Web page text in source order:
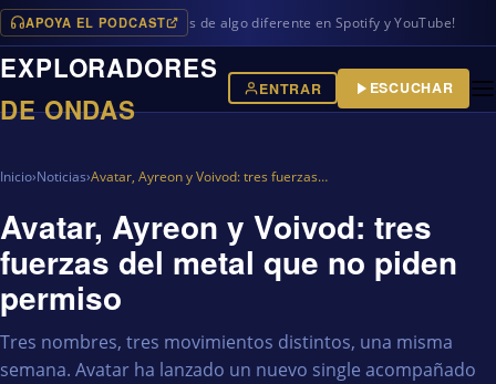
APOYA EL PODCAST
en iVoox, además de algo diferente en Spotify y YouTube!
EXPLORADORES
DE ONDAS
ENTRAR ESCUCHAR
Inicio›Noticias›Avatar, Ayreon y Voivod: tres fuerzas…
Avatar, Ayreon y Voivod: tres
fuerzas del metal que no piden
permiso
Tres nombres, tres movimientos distintos, una misma
semana. Avatar ha lanzado un nuevo single acompañado